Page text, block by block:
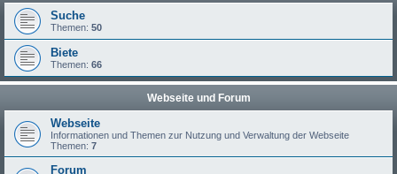
Suche
Themen: 50
Biete
Themen: 66
Webseite und Forum
Webseite
Informationen und Themen zur Nutzung und Verwaltung der Webseite
Themen: 7
Forum